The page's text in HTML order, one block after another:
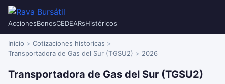
AccionesBonosCEDEARsHistóricos
Inicio
Cotizaciones historicas
Transportadora de Gas del Sur (TGSU2)
2026
Transportadora de Gas del Sur (TGSU2)